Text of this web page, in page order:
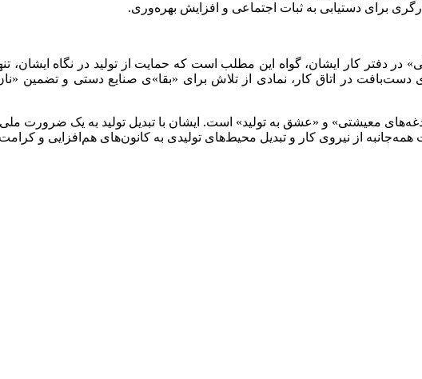
برای دستیابی به ثبات اجتماعی و افزایش بهره‌وری.
دفتر کار ایشان، گواه این مطلب است که حمایت از تولید در نگاه ایشان،
دست‌بافت در اتاق کار، نمادی از تلاش برای «بقا»ی صنایع دستی و تضمین
معیشتی» و «عشق به تولید» است. ایشان با تبدیل تولید به یک ضرورت
از نیروی کار و تبدیل محیط‌های تولیدی به کانون‌های هم‌افزایی و